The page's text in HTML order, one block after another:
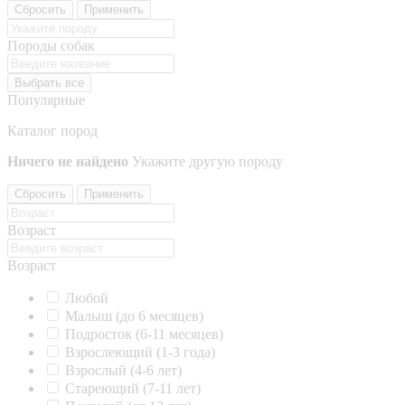
Сбросить Применить
Породы собак
Выбрать все
Популярные
Каталог пород
Ничего не найдено Укажите другую породу
Сбросить Применить
Возраст
Возраст
Любой
Малыш (до 6 месяцев)
Подросток (6-11 месяцев)
Взрослеющий (1-3 года)
Взрослый (4-6 лет)
Стареющий (7-11 лет)